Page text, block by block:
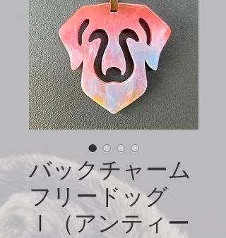
バックチャーム
フリードッグ
Ⅰ（アンティー